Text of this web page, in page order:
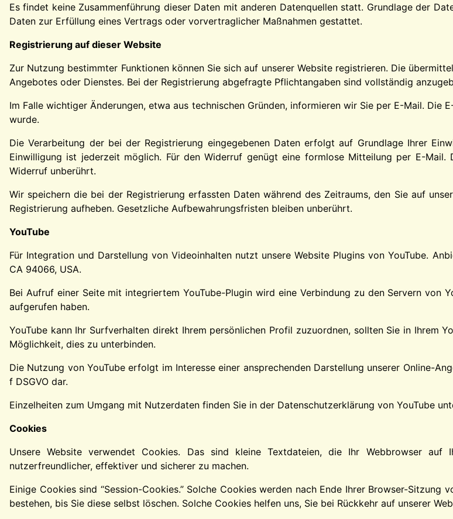
Es findet keine Zusammenführung dieser Daten mit anderen Datenquellen statt. Grundlage der
Daten zur Erfüllung eines Vertrags oder vorvertraglicher Maßnahmen gestattet.
Registrierung auf dieser Website
Zur Nutzung bestimmter Funktionen können Sie sich auf unserer Website registrieren. Die
Angebotes oder Dienstes. Bei der Registrierung abgefragte Pflichtangaben sind vollständig
Im Falle wichtiger Änderungen, etwa aus technischen Gründen, informieren wir Sie per E-Mail.
wurde.
Die Verarbeitung der bei der Registrierung eingegebenen Daten erfolgt auf Grundlage Ihrer
Einwilligung ist jederzeit möglich. Für den Widerruf genügt eine formlose Mitteilung per E-
Widerruf unberührt.
Wir speichern die bei der Registrierung erfassten Daten während des Zeitraums, den Sie auf
Registrierung aufheben. Gesetzliche Aufbewahrungsfristen bleiben unberührt.
YouTube
Für Integration und Darstellung von Videoinhalten nutzt unsere Website Plugins von YouTube.
CA 94066, USA.
Bei Aufruf einer Seite mit integriertem YouTube-Plugin wird eine Verbindung zu den Servern von
aufgerufen haben.
YouTube kann Ihr Surfverhalten direkt Ihrem persönlichen Profil zuzuordnen, sollten Sie in Ihrem
Möglichkeit, dies zu unterbinden.
Die Nutzung von YouTube erfolgt im Interesse einer ansprechenden Darstellung unserer Online-
f DSGVO dar.
Einzelheiten zum Umgang mit Nutzerdaten finden Sie in der Datenschutzerklärung von YouTube
Cookies
Unsere Website verwendet Cookies. Das sind kleine Textdateien, die Ihr Webbrowser
nutzerfreundlicher, effektiver und sicherer zu machen.
Einige Cookies sind “Session-Cookies.” Solche Cookies werden nach Ende Ihrer Browser-
bestehen, bis Sie diese selbst löschen. Solche Cookies helfen uns, Sie bei Rückkehr auf unserer